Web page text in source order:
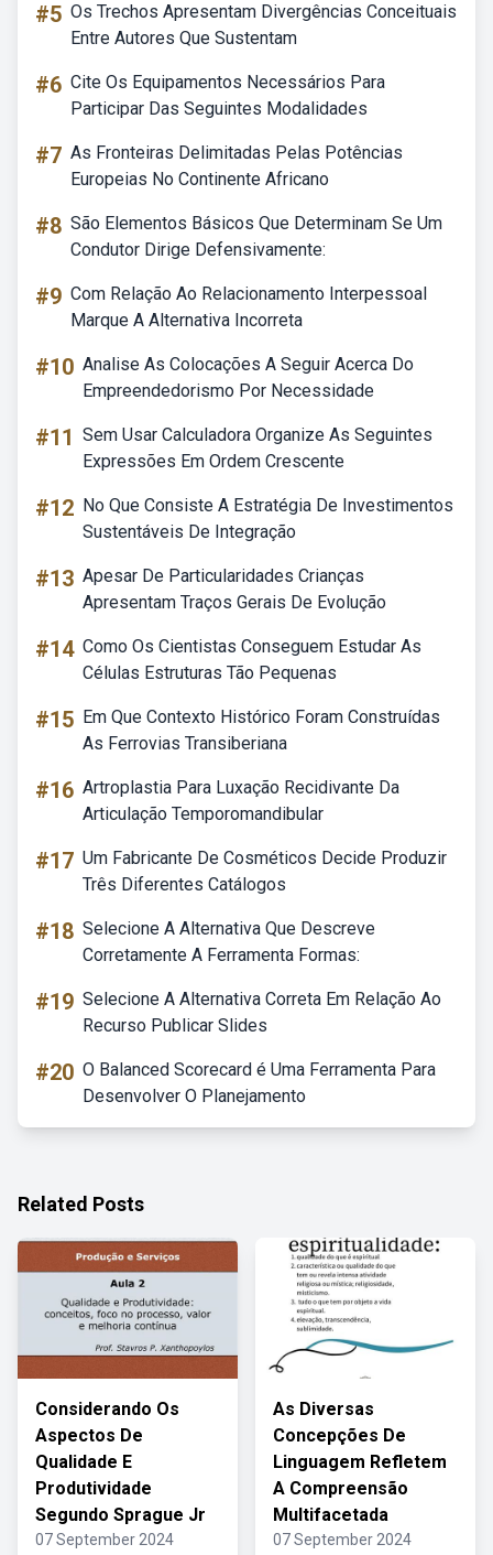
#5 Os Trechos Apresentam Divergências Conceituais
Entre Autores Que Sustentam
#6 Cite Os Equipamentos Necessários Para
Participar Das Seguintes Modalidades
#7 As Fronteiras Delimitadas Pelas Potências
Europeias No Continente Africano
#8 São Elementos Básicos Que Determinam Se Um
Condutor Dirige Defensivamente:
#9 Com Relação Ao Relacionamento Interpessoal
Marque A Alternativa Incorreta
#10 Analise As Colocações A Seguir Acerca Do
Empreendedorismo Por Necessidade
#11 Sem Usar Calculadora Organize As Seguintes
Expressões Em Ordem Crescente
#12 No Que Consiste A Estratégia De Investimentos
Sustentáveis De Integração
#13 Apesar De Particularidades Crianças
Apresentam Traços Gerais De Evolução
#14 Como Os Cientistas Conseguem Estudar As
Células Estruturas Tão Pequenas
#15 Em Que Contexto Histórico Foram Construídas
As Ferrovias Transiberiana
#16 Artroplastia Para Luxação Recidivante Da
Articulação Temporomandibular
#17 Um Fabricante De Cosméticos Decide Produzir
Três Diferentes Catálogos
#18 Selecione A Alternativa Que Descreve
Corretamente A Ferramenta Formas:
#19 Selecione A Alternativa Correta Em Relação Ao
Recurso Publicar Slides
#20 O Balanced Scorecard é Uma Ferramenta Para
Desenvolver O Planejamento
Related Posts
Considerando Os
Aspectos De
Qualidade E
Produtividade
Segundo Sprague Jr
07 September 2024
As Diversas
Concepções De
Linguagem Refletem
A Compreensão
Multifacetada
07 September 2024